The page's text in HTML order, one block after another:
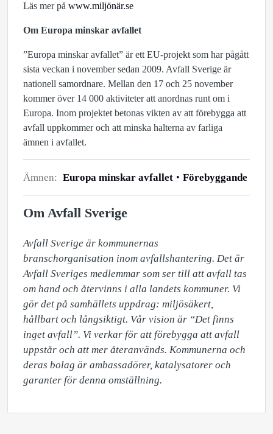
Läs mer på www.miljönär.se
Om Europa minskar avfallet
”Europa minskar avfallet” är ett EU-projekt som har pågått
sista veckan i november sedan 2009. Avfall Sverige är
nationell samordnare. Mellan den 17 och 25 november
kommer över 14 000 aktiviteter att anordnas runt om i
Europa. Inom projektet betonas vikten av att förebygga att
avfall uppkommer och att minska halterna av farliga
ämnen i avfallet.
Ämnen: Europa minskar avfallet Förebyggande
Om Avfall Sverige
Avfall Sverige är kommunernas
branschorganisation inom avfallshantering. Det är
Avfall Sveriges medlemmar som ser till att avfall tas
om hand och återvinns i alla landets kommuner. Vi
gör det på samhällets uppdrag: miljösäkert,
hållbart och långsiktigt. Vår vision är “Det finns
inget avfall”. Vi verkar för att förebygga att avfall
uppstår och att mer återanvänds. Kommunerna och
deras bolag är ambassadörer, katalysatorer och
garanter för denna omställning.